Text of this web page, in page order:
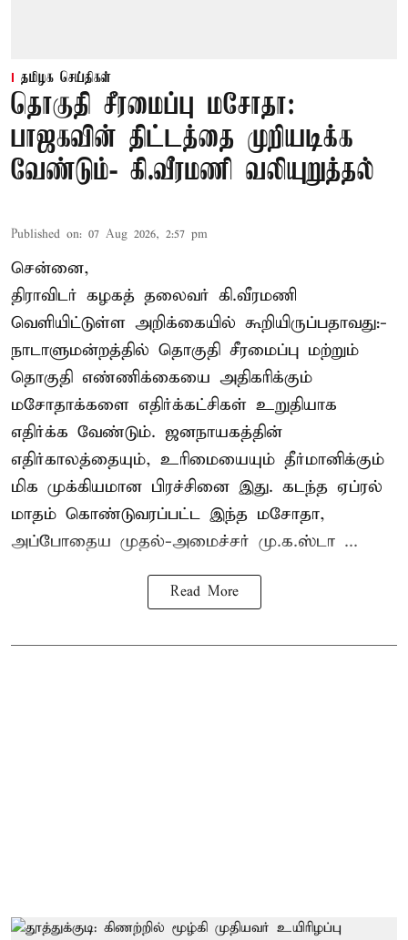
தமிழக செய்திகள்
தொகுதி சீரமைப்பு மசோதா:
பாஜகவின் திட்டத்தை முறியடிக்க
வேண்டும்- கி.வீரமணி வலியுறுத்தல்
Published on: 07 Aug 2026, 2:57 pm
சென்னை,
திராவிடர் கழகத் தலைவர் கி.வீரமணி
வெளியிட்டுள்ள அறிக்கையில் கூறியிருப்பதாவது:-
நாடாளுமன்றத்தில் தொகுதி சீரமைப்பு மற்றும்
தொகுதி எண்ணிக்கையை அதிகரிக்கும்
மசோதாக்களை எதிர்க்கட்சிகள் உறுதியாக
எதிர்க்க வேண்டும். ஜனநாயகத்தின்
எதிர்காலத்தையும், உரிமையையும் தீர்மானிக்கும்
மிக முக்கியமான பிரச்சினை இது. கடந்த ஏப்ரல்
மாதம் கொண்டுவரப்பட்ட இந்த மசோதா,
அப்போதைய முதல்-அமைச்சர் மு.க.ஸ்டா ...
Read More